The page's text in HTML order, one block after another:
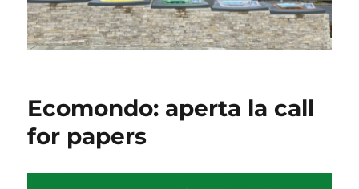
Ecomondo: aperta la call
for papers